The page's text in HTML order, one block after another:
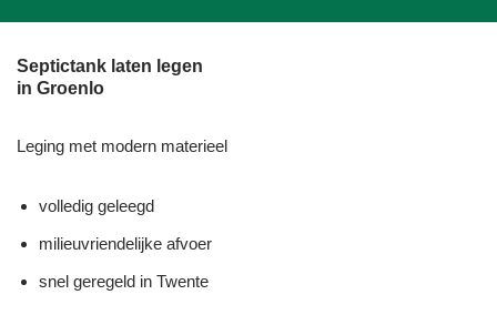
Septictank laten legen
in Groenlo
Leging met modern materieel
volledig geleegd
milieuvriendelijke afvoer
snel geregeld in Twente